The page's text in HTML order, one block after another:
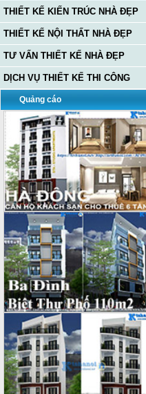
THIẾT KẾ KIẾN TRÚC NHÀ ĐẸP
THIẾT KẾ NỘI THẤT NHÀ ĐẸP
TƯ VẤN THIẾT KẾ NHÀ ĐẸP
DỊCH VỤ THIẾT KẾ THI CÔNG
Quảng cáo